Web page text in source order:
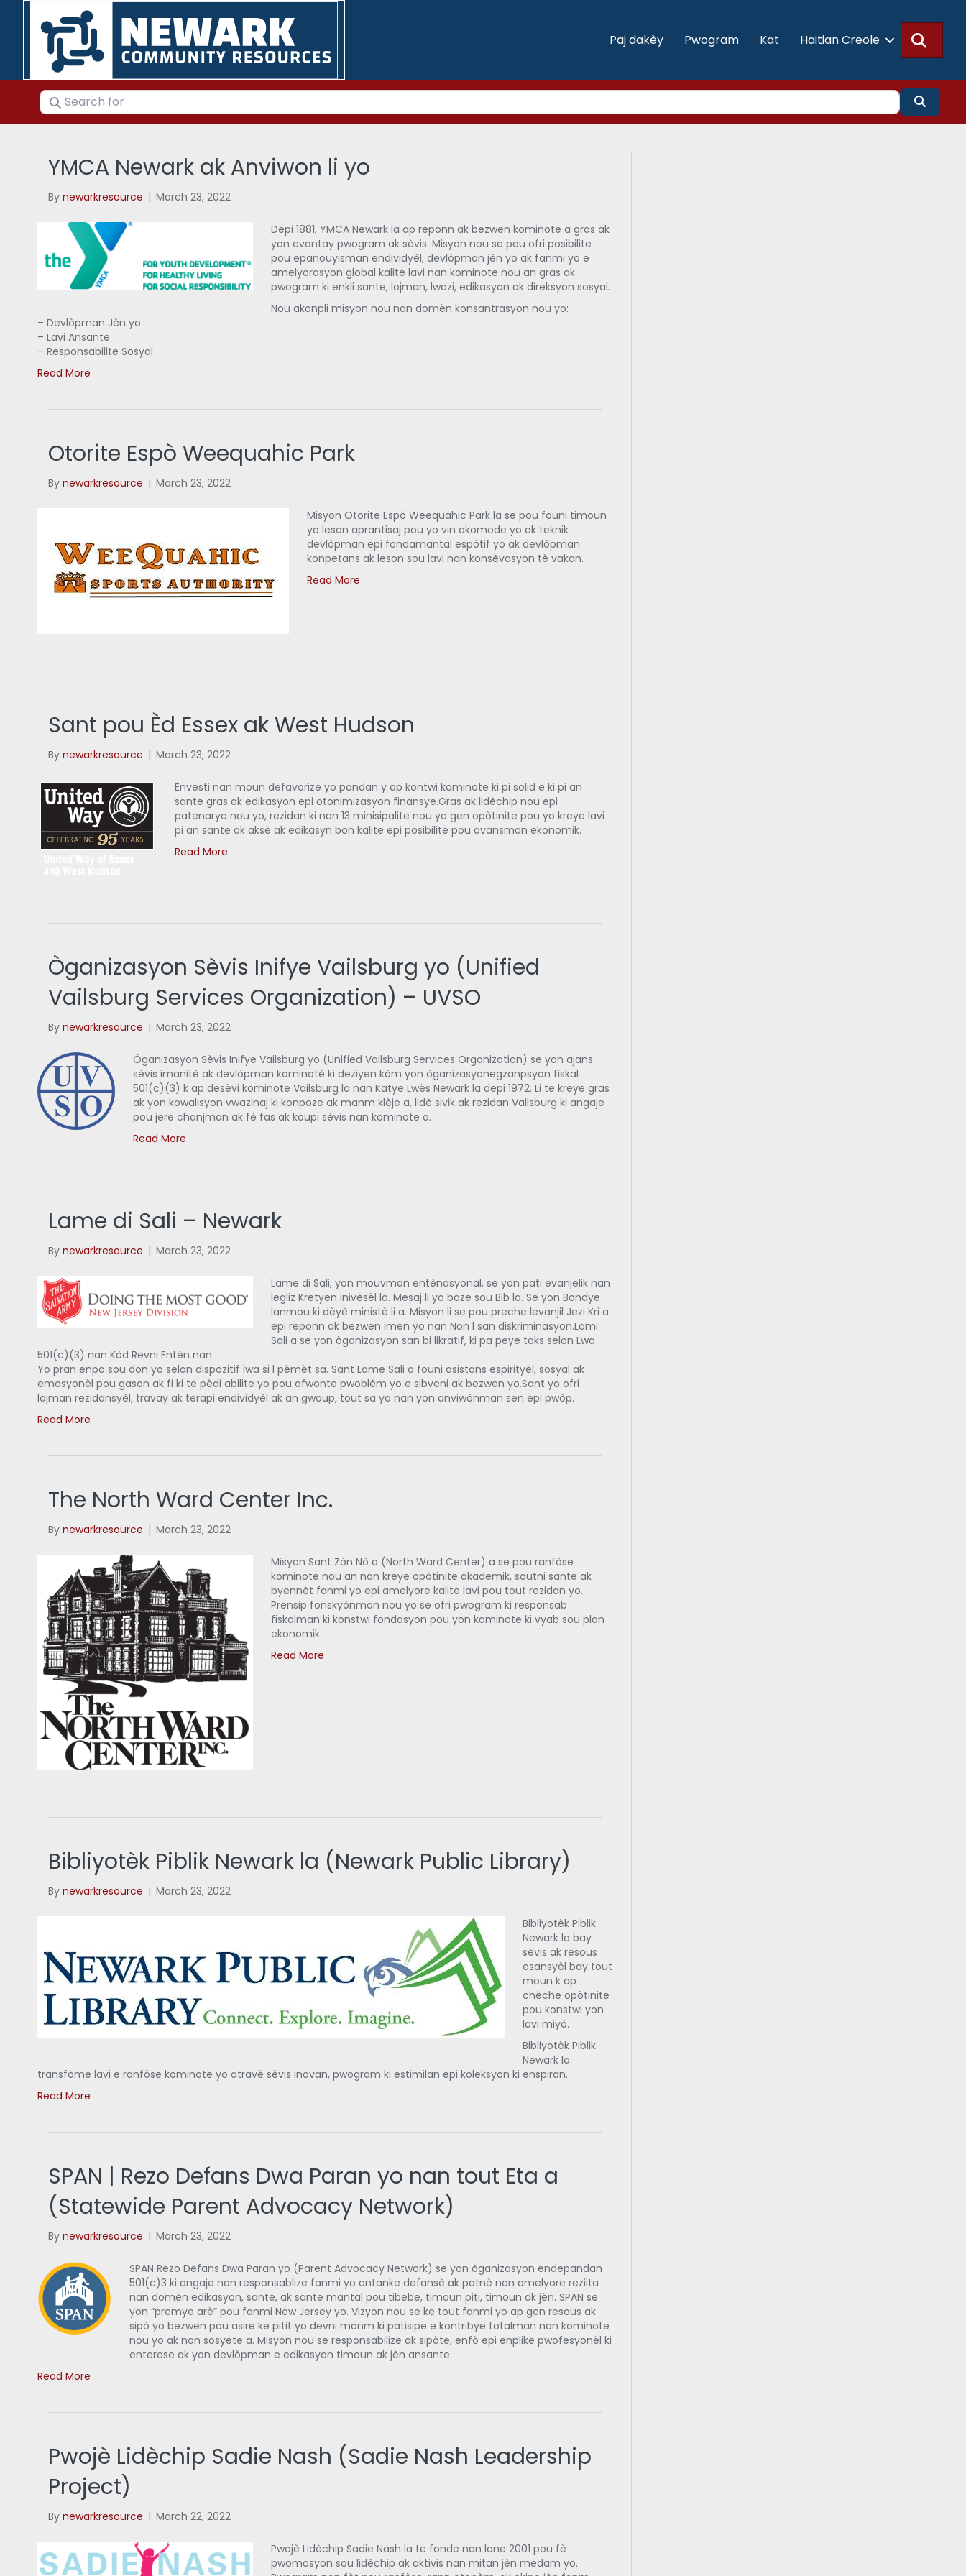
Paj dakèy Pwogram Kat Haitian Creole
Search for Search
YMCA Newark ak Anviwon li yo
Bynewarkresource | March 23, 2022
Depi 1881, YMCA Newark la ap reponn ak bezwen kominote a gras ak
yon evantay pwogram ak sèvis. Misyon nou se pou ofri posibilite
pou epanouyisman endividyèl, devlòpman jèn yo ak fanmi yo e
amelyorasyon global kalite lavi nan kominote nou an gras ak
pwogram ki enkli sante, lojman, lwazi, edikasyon ak direksyon sosyal.
Nou akonpli misyon nou nan domèn konsantrasyon nou yo:
– Devlòpman Jèn yo
– Lavi Ansante
– Responsabilite Sosyal
Read More
Otorite Espò Weequahic Park
Bynewarkresource | March 23, 2022
Misyon Otorite Espò Weequahic Park la se pou founi timoun
yo leson aprantisaj pou yo vin akomode yo ak teknik
devlòpman epi fondamantal espòtif yo ak devlòpman
konpetans ak leson sou lavi nan konsèvasyon tè vakan.
Read More
Sant pou Èd Essex ak West Hudson
Bynewarkresource | March 23, 2022
Envesti nan moun defavorize yo pandan y ap kontwi kominote ki pi solid e ki pi an
sante gras ak edikasyon epi otonimizasyon finansye.Gras ak lidèchip nou epi
patenarya nou yo, rezidan ki nan 13 minisipalite nou yo gen opòtinite pou yo kreye lavi
pi an sante ak aksè ak edikasyn bon kalite epi posibilite pou avansman ekonomik.
Read More
Òganizasyon Sèvis Inifye Vailsburg yo (Unified
Vailsburg Services Organization) – UVSO
Bynewarkresource | March 23, 2022
Òganizasyon Sèvis Inifye Vailsburg yo (Unified Vailsburg Services Organization) se yon ajans
sèvis imanitè ak devlòpman kominotè ki deziyen kòm yon òganizasyonegzanpsyon fiskal
501(c)(3) k ap desèvi kominote Vailsburg la nan Katye Lwès Newark la depi 1972. Li te kreye gras
ak yon kowalisyon vwazinaj ki konpoze ak manm klèje a, lidè sivik ak rezidan Vailsburg ki angaje
pou jere chanjman ak fè fas ak koupi sèvis nan kominote a.
Read More
Lame di Sali – Newark
Bynewarkresource | March 23, 2022
Lame di Sali, yon mouvman entènasyonal, se yon pati evanjelik nan
legliz Kretyen inivèsèl la. Mesaj li yo baze sou Bib la. Se yon Bondye
lanmou ki dèyè ministè li a. Misyon li se pou preche levanjil Jezi Kri a
epi reponn ak bezwen imen yo nan Non l san diskriminasyon.Lami
Sali a se yon òganizasyon san bi likratif, ki pa peye taks selon Lwa
501(c)(3) nan Kòd Revni Entèn nan.
Yo pran enpo sou don yo selon dispozitif lwa si l pèmèt sa. Sant Lame Sali a founi asistans espirityèl, sosyal ak
emosyonèl pou gason ak fi ki te pèdi abilite yo pou afwonte pwoblèm yo e sibveni ak bezwen yo.Sant yo ofri
lojman rezidansyèl, travay ak terapi endividyèl ak an gwoup, tout sa yo nan yon anviwònman sen epi pwòp.
Read More
The North Ward Center Inc.
Bynewarkresource | March 23, 2022
Misyon Sant Zòn Nò a (North Ward Center) a se pou ranfòse
kominote nou an nan kreye opòtinite akademik, soutni sante ak
byennèt fanmi yo epi amelyore kalite lavi pou tout rezidan yo.
Prensip fonskyònman nou yo se ofri pwogram ki responsab
fiskalman ki konstwi fondasyon pou yon kominote ki vyab sou plan
ekonomik.
Read More
Bibliyotèk Piblik Newark la (Newark Public Library)
Bynewarkresource | March 23, 2022
Bibliyotèk Piblik
Newark la bay
sèvis ak resous
esansyèl bay tout
moun k ap
chèche opòtinite
pou konstwi yon
lavi miyò.
Bibliyotèk Piblik
Newark la
transfòme lavi e ranfòse kominote yo atravè sèvis inovan, pwogram ki estimilan epi koleksyon ki enspiran.
Read More
SPAN | Rezo Defans Dwa Paran yo nan tout Eta a
(Statewide Parent Advocacy Network)
Bynewarkresource | March 23, 2022
SPAN Rezo Defans Dwa Paran yo (Parent Advocacy Network) se yon òganizasyon endepandan
501(c)3 ki angaje nan responsablize fanmi yo antanke defansè ak patnè nan amelyore rezilta
nan domèn edikasyon, sante, ak sante mantal pou tibebe, timoun piti, timoun ak jèn. SPAN se
yon “premye arè” pou fanmi New Jersey yo. Vizyon nou se ke tout fanmi yo ap gen resous ak
sipò yo bezwen pou asire ke pitit yo devni manm ki patisipe e kontribye totalman nan kominote
nou yo ak nan sosyete a. Misyon nou se responsabilize ak sipòte, enfò epi enplike pwofesyonèl ki
enterese ak yon devlòpman e edikasyon timoun ak jèn ansante
Read More
Pwojè Lidèchip Sadie Nash (Sadie Nash Leadership
Project)
Bynewarkresource | March 22, 2022
Pwojè Lidèchip Sadie Nash la te fonde nan lane 2001 pou fè
pwomosyon sou lidèchip ak aktivis nan mitan jèn medam yo.